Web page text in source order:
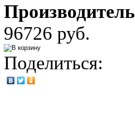
Производитель
96726 руб.
Поделиться: